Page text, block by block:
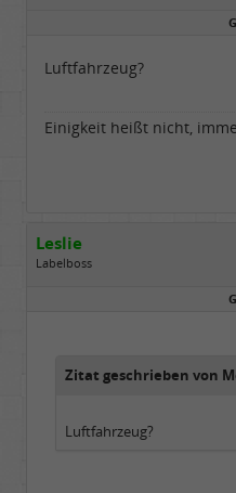
Dabei seit:
07 / 2008
Luftfahrzeug?
Einigkeit heißt nicht,
Leslie
Labelboss
in der Mitte
Zitat geschrieben von
Luftfahrzeug?